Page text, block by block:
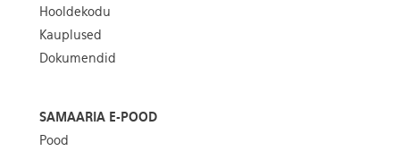
Hooldekodu
Kauplused
Dokumendid
SAMAARIA E-POOD
Pood